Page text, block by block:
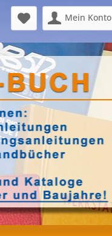
Mein Konto